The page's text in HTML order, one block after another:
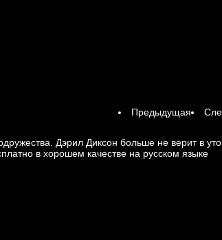
Предыдущая
Дэрил Диксон больше не верит в
в хорошем качестве на русском языке